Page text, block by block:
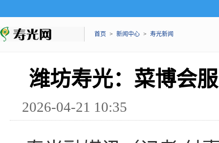
首页 > 新闻中心 > 寿光新闻
潍坊寿光：菜博会
2026-04-21 10:35